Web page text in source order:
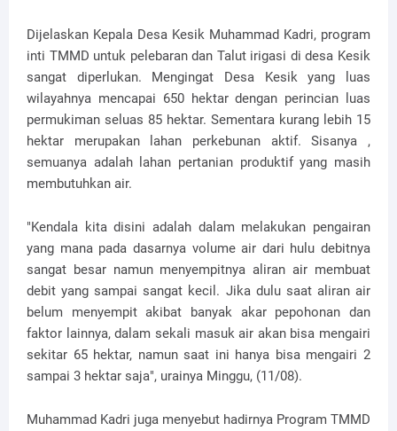
Dijelaskan Kepala Desa Kesik Muhammad Kadri, program
inti TMMD untuk pelebaran dan Talut irigasi di desa Kesik
sangat diperlukan. Mengingat Desa Kesik yang luas
wilayahnya mencapai 650 hektar dengan perincian luas
permukiman seluas 85 hektar. Sementara kurang lebih 15
hektar merupakan lahan perkebunan aktif. Sisanya ,
semuanya adalah lahan pertanian produktif yang masih
membutuhkan air.
"Kendala kita disini adalah dalam melakukan pengairan
yang mana pada dasarnya volume air dari hulu debitnya
sangat besar namun menyempitnya aliran air membuat
debit yang sampai sangat kecil. Jika dulu saat aliran air
belum menyempit akibat banyak akar pepohonan dan
faktor lainnya, dalam sekali masuk air akan bisa mengairi
sekitar 65 hektar, namun saat ini hanya bisa mengairi 2
sampai 3 hektar saja", urainya Minggu, (11/08).
Muhammad Kadri juga menyebut hadirnya Program TMMD